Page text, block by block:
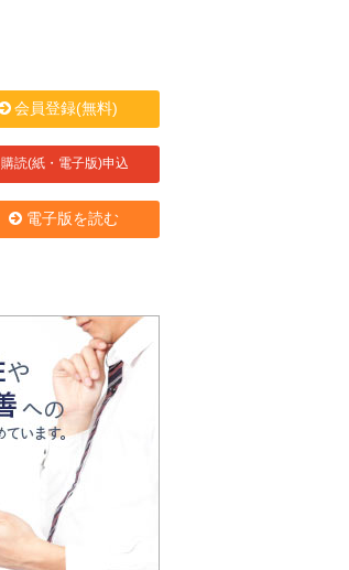
会員登録(無料)
購読(紙・電子版)申込
電子版を読む